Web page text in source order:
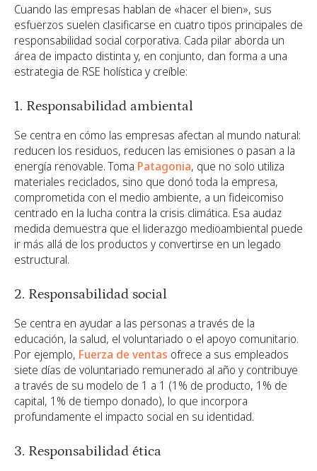
Cuando las empresas hablan de «hacer el bien», sus
esfuerzos suelen clasificarse en cuatro tipos principales de
responsabilidad social corporativa. Cada pilar aborda un
área de impacto distinta y, en conjunto, dan forma a una
estrategia de RSE holística y creíble:
1. Responsabilidad ambiental
Se centra en cómo las empresas afectan al mundo natural:
reducen los residuos, reducen las emisiones o pasan a la
energía renovable. Toma Patagonia, que no solo utiliza
materiales reciclados, sino que donó toda la empresa,
comprometida con el medio ambiente, a un fideicomiso
centrado en la lucha contra la crisis climática. Esa audaz
medida demuestra que el liderazgo medioambiental puede
ir más allá de los productos y convertirse en un legado
estructural.
2. Responsabilidad social
Se centra en ayudar a las personas a través de la
educación, la salud, el voluntariado o el apoyo comunitario.
Por ejemplo, Fuerza de ventas ofrece a sus empleados
siete días de voluntariado remunerado al año y contribuye
a través de su modelo de 1 a 1 (1% de producto, 1% de
capital, 1% de tiempo donado), lo que incorpora
profundamente el impacto social en su identidad.
3. Responsabilidad ética